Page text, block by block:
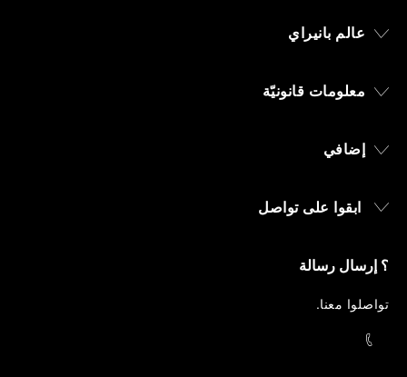
عالم بانيراي
معلومات قانونيّة
إضافي
ابقوا على تواصل
؟ إرسال رسالة
تواصلوا معنا.